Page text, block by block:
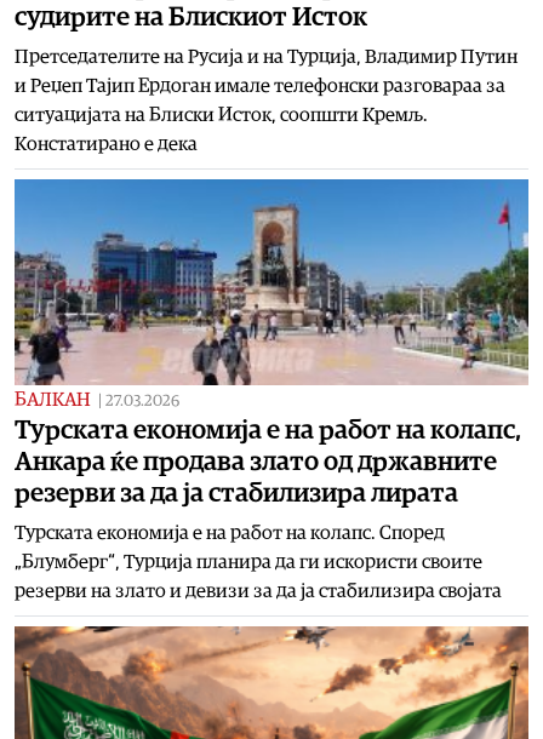
судирите на Блискиот Исток
Претседателите на Русија и на Турција, Владимир Путин
и Реџеп Тајип Ердоган имале телефонски разговараа за
ситуацијата на Блиски Исток, соопшти Кремљ.
Констатирано е дека
БАЛКАН 27.03.2026
Турската економија е на работ на колапс,
Анкара ќе продава злато од државните
резерви за да ја стабилизира лирата
Турската економија е на работ на колапс. Според
„Блумберг“, Турција планира да ги искористи своите
резерви на злато и девизи за да ја стабилизира својата